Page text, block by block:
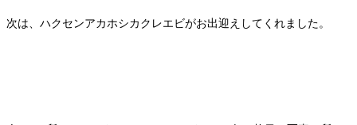
次は、ハクセンアカホシカクレエビがお出迎えしてくれました。